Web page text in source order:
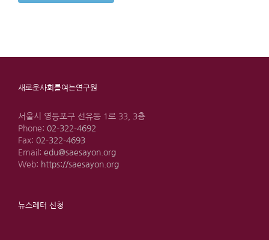
새로운사회를여는연구원
서울시 영등포구 선유동 1로 33, 3층
Phone: 02-322-4692
Fax: 02-322-4693
Email: edu@saesayon.org
Web: https://saesayon.org
뉴스레터 신청